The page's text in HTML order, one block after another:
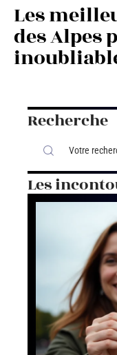
Les
des Alpes
Recherche
Les